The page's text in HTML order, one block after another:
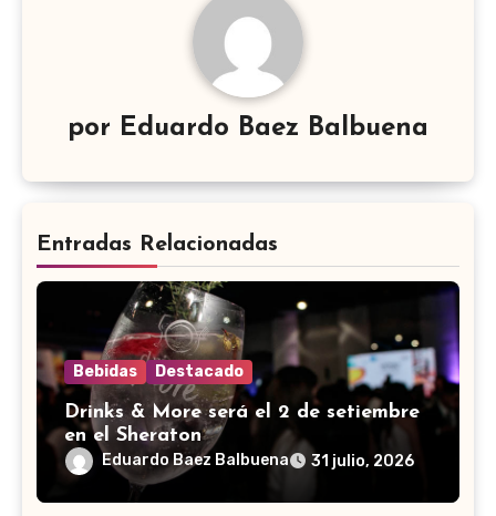
por Eduardo Baez Balbuena
Entradas Relacionadas
Bebidas Destacado
Drinks & More será el 2 de setiembre
en el Sheraton
Eduardo Baez Balbuena 31 julio, 2026